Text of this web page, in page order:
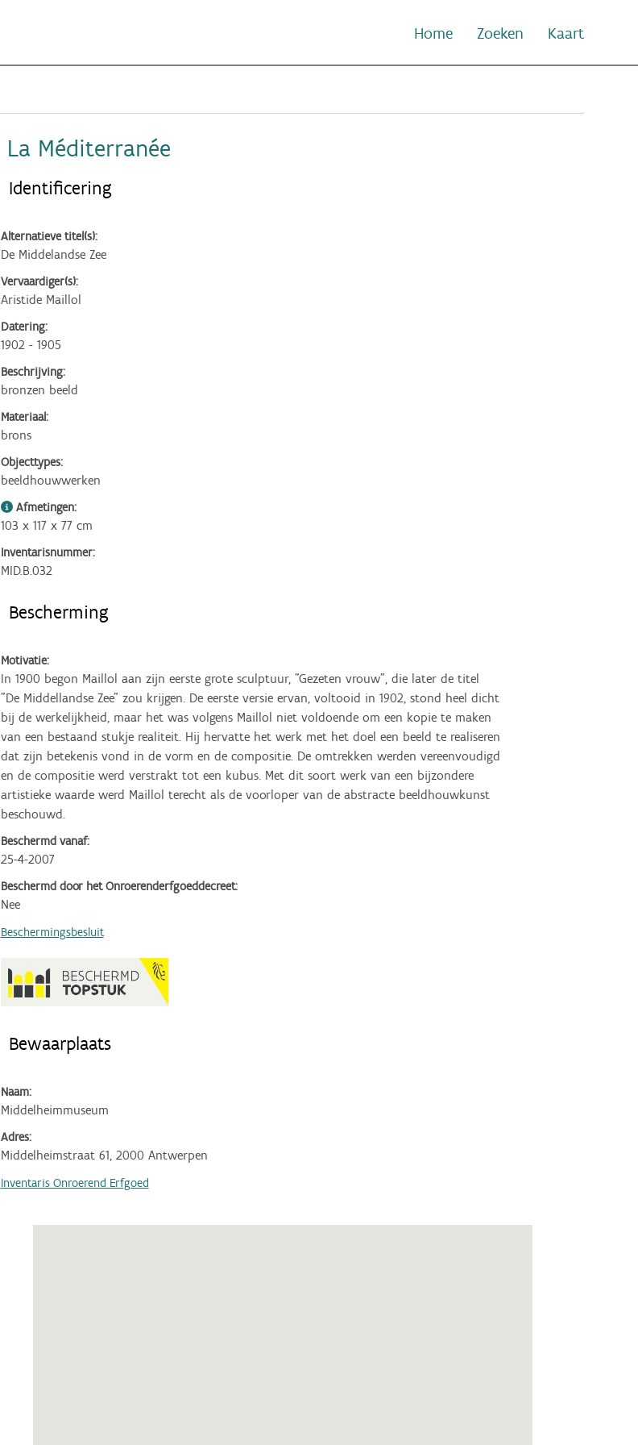
Kaart
Zoeken
Home
La Méditerranée
Identificering
Alternatieve titel(s):
De Middelandse Zee
Vervaardiger(s):
Aristide Maillol
Datering:
1902 - 1905
Beschrijving:
bronzen beeld
Materiaal:
brons
Objecttypes:
beeldhouwwerken
Afmetingen:
103 x 117 x 77 cm
Inventarisnummer:
MID.B.032
Bescherming
Motivatie:
In 1900 begon Maillol aan zijn eerste grote sculptuur, "Gezeten vrouw", die later de titel
"De Middellandse Zee" zou krijgen. De eerste versie ervan, voltooid in 1902, stond heel dicht
bij de werkelijkheid, maar het was volgens Maillol niet voldoende om een kopie te maken
van een bestaand stukje realiteit. Hij hervatte het werk met het doel een beeld te realiseren
dat zijn betekenis vond in de vorm en de compositie. De omtrekken werden vereenvoudigd
en de compositie werd verstrakt tot een kubus. Met dit soort werk van een bijzondere
artistieke waarde werd Maillol terecht als de voorloper van de abstracte beeldhouwkunst
beschouwd.
Beschermd vanaf:
25-4-2007
Beschermd door het Onroerenderfgoeddecreet:
Nee
Beschermingsbesluit
Bewaarplaats
Naam:
Middelheimmuseum
Adres:
Middelheimstraat 61, 2000 Antwerpen
Inventaris Onroerend Erfgoed